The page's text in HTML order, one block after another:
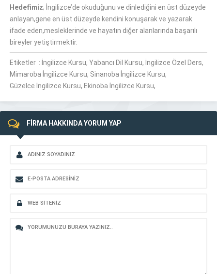
Hedefimiz; İngilizce’de okuduğunu ve dinlediğini en üst düzeyde
anlayan,gene en üst düzeyde kendini konuşarak ve yazarak
ifade eden,mesleklerinde ve hayatın diğer alanlarında başarılı
bireyler yetiştirmektir.
Etiketler : İngilizce Kursu, Yabancı Dil Kursu, İngilizce Özel Ders,
Mimaroba İngilizce Kursu, Sinanoba İngilizce Kursu,
Güzelce İngilizce Kursu, Ekinoba İngilizce Kursu,
FİRMA HAKKINDA YORUM YAP